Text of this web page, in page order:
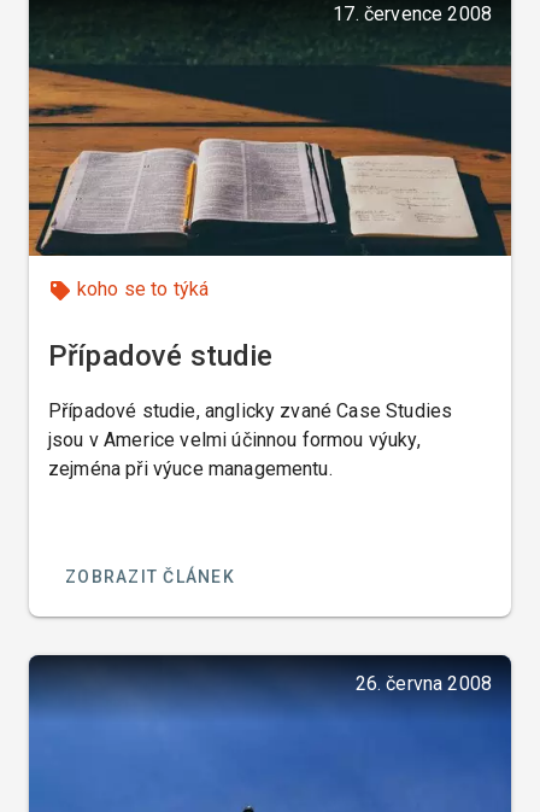
17. července 2008
koho se to týká
Případové studie
Případové studie, anglicky zvané Case Studies
jsou v Americe velmi účinnou formou výuky,
zejména při výuce managementu.
ZOBRAZIT ČLÁNEK
26. června 2008